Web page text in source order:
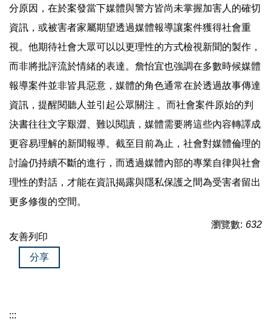
分原因，在於案發當下媒體與警方皆尚未掌握加害人的確切
資訊，或被害者家屬期望透過媒體報導讓案件獲得社會重
視。他期待社會大眾可以以更理性的方式檢視新聞的製作，
而非將批評流於情緒的表達。詹怡宜也強調在多數時候媒體
報導案件並非皆具惡意，媒體的角色通常在於透過故事傳達
資訊，提醒閱聽人並引起公眾關注 。而社會案件原始的判
決書往往文字艱澀、難以閱讀，媒體需要將這些內容轉譯成
更容易理解的新聞報導。截至目前為止，社會對媒體倫理的
討論仍持續不斷的進行，而透過媒體內部的專業自律與社會
理性的對話，才能在資訊揭露與隱私保護之間為受害者留出
更多修復的空間。
瀏覽數: 632
友善列印
分享
:::